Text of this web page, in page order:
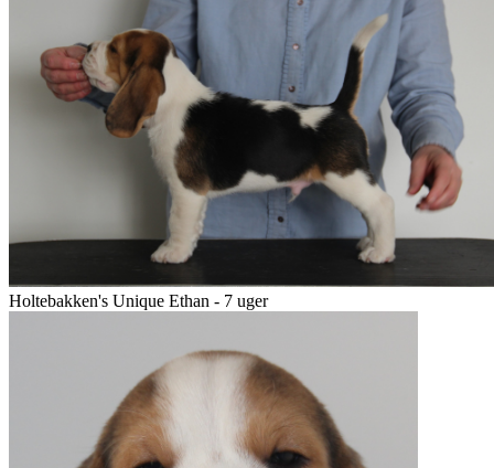
Holtebakken's Unique Ethan - 7 uger